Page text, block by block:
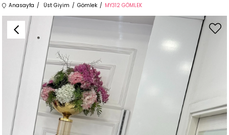
Anasayfa Üst Giyim Gömlek MY312 GÖMLEK